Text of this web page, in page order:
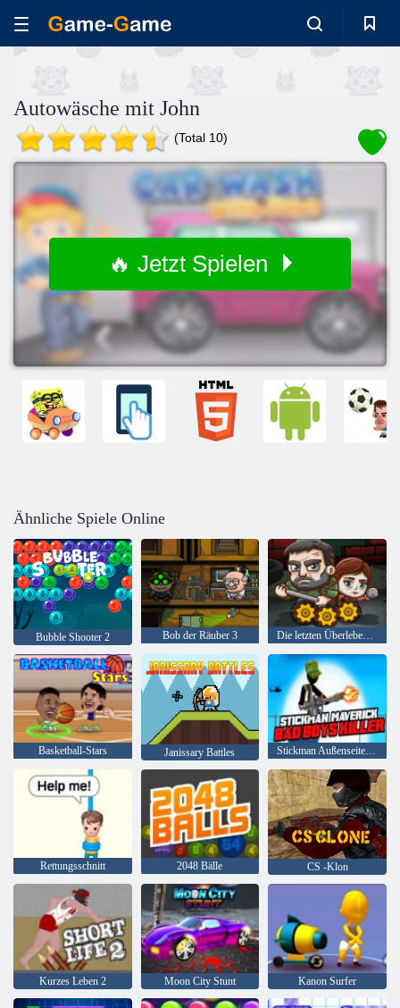
Autowäsche mit John
(Total 10)
🔥 Jetzt Spielen
Ähnliche Spiele Online
Bubble Shooter 2 Bob der Räuber 3 Die letzten Überlebenden
Basketball-Stars Janissary Battles Stickman Außenseiter Bad Boys Mörder
Rettungsschnitt 2048 Bälle CS -Klon
Kurzes Leben 2 Moon City Stunt Kanon Surfer